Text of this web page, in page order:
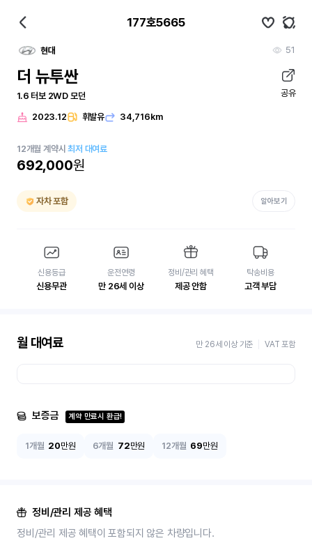
177호5665
현대 51
더 뉴투싼
1.6 터보 2WD 모던 공유
2023.12 휘발유 34,716km
12개월 계약시최저 대여료
692,000원
자차 포함 알아보기
신용등급
신용무관
운전연령
만 26세 이상
정비/관리 혜택
제공 안함
탁송비용
고객 부담
월 대여료 만 26세 이상 기준 VAT 포함
보증금 계약 만료시 환급!
1개월 20만원 6개월 72만원 12개월 69만원
정비/관리 제공 혜택
정비/관리 제공 혜택이 포함되지 않은 차량입니다.